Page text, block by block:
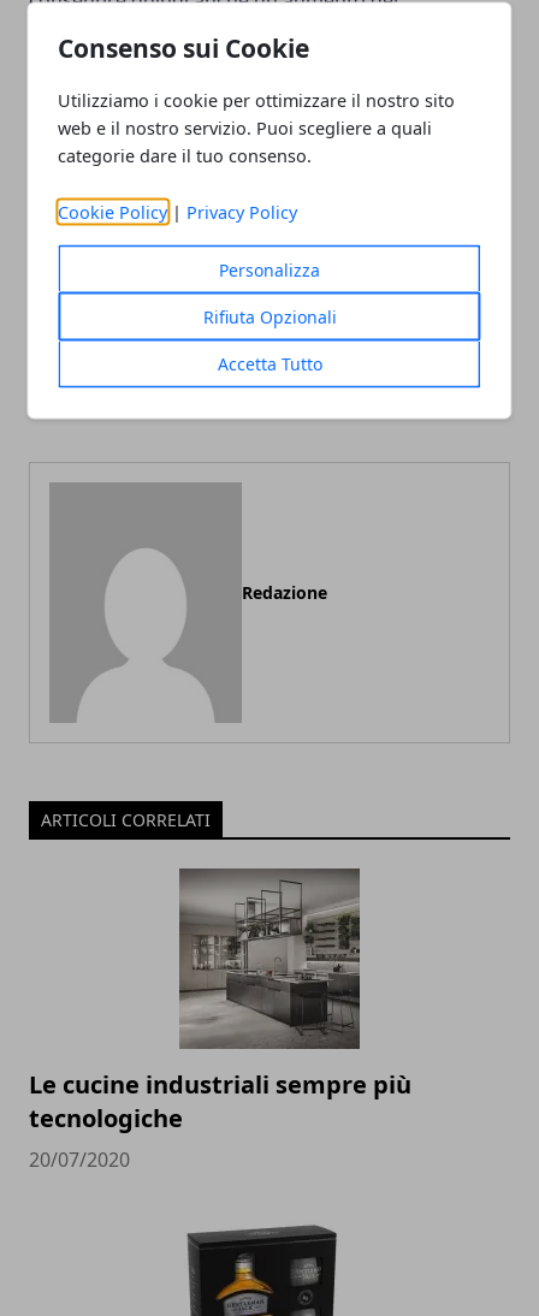
Consenso sui Cookie
Utilizziamo i cookie per ottimizzare il nostro sito
web e il nostro servizio. Puoi scegliere a quali
categorie dare il tuo consenso.
Cookie Policy | Privacy Policy
Personalizza
Rifiuta Opzionali
Accetta Tutto
commercio.
momenti relax e le vacanze
Trading forex tra guadagni
e perdite, la bussola sulle
Redazione
ARTICOLI CORRELATI
Le cucine industriali sempre più
tecnologiche
20/07/2020